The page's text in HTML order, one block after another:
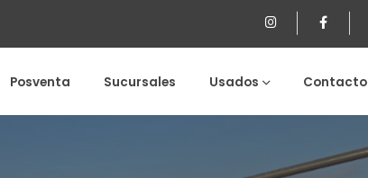
Posventa Sucursales Usados Contacto